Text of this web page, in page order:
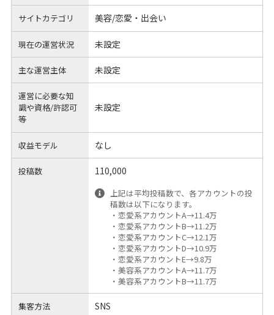
サイトカテゴリ 美容/恋愛・出会い
現在の運営状況 未設定
主な運営主体 未設定
運営に必要な知
識や資格/許認可
等
未設定
収益モデル なし
投稿数 110,000
上記は平均投稿数で、各アカウントの投
稿数は以下になります。
・恋愛系アカウントA→11.4万
・恋愛系アカウントB→11.2万
・恋愛系アカウントC→12.1万
・恋愛系アカウントD→10.9万
・恋愛系アカウントE→9.8万
・美容系アカウントA→11.7万
・美容系アカウントB→11.7万
集客方法 SNS